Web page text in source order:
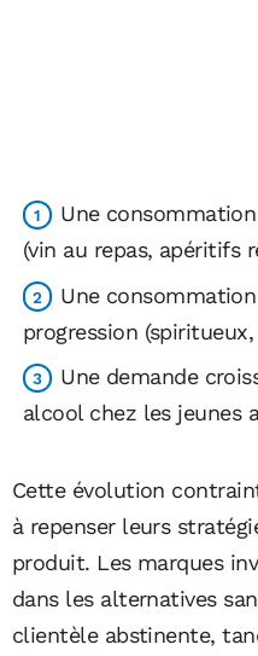
Une
(vin au repas, apéritifs
Une
progression
Une demande
alcool chez les jeunes
Cette évolution
à repenser leurs
produit. Les marques
dans les alternatives
clientèle abstinente,